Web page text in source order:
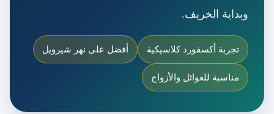
وبداية الخريف.
تجربة أكسفورد كلاسيكية أفضل على نهر شيرويل
مناسبة للعوائل والأزواج